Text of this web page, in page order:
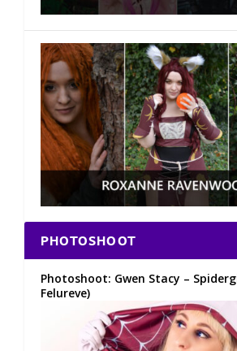
PHOTOSHOOT
Photoshoot: Gwen Stacy –
Felureve)